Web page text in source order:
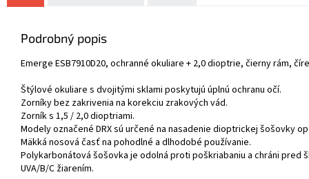
Podrobný popis
Emerge ESB7910D20, ochranné okuliare + 2,0 dioptrie, čierny rám, číre
Štýlové okuliare s dvojitými sklami poskytujú úplnú ochranu očí.
Zorníky bez zakrivenia na korekciu zrakových vád.
Zorník s 1,5 / 2,0 dioptriami.
Modely označené DRX sú určené na nasadenie dioptrickej šošovky
Mäkká nosová časť na pohodlné a dlhodobé používanie.
Polykarbonátová šošovka je odolná proti poškriabaniu a chráni pred
UVA/B/C žiarením.